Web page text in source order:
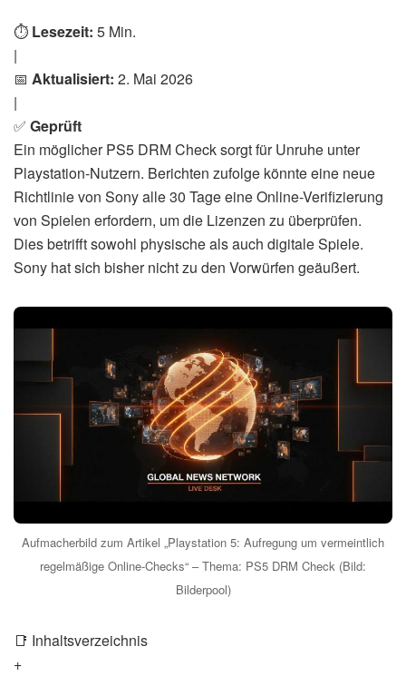
⏱️ Lesezeit: 5 Min.
|
📅 Aktualisiert: 2. Mai 2026
|
✅ Geprüft
Ein möglicher PS5 DRM Check sorgt für Unruhe unter
Playstation-Nutzern. Berichten zufolge könnte eine neue
Richtlinie von Sony alle 30 Tage eine Online-Verifizierung
von Spielen erfordern, um die Lizenzen zu überprüfen.
Dies betrifft sowohl physische als auch digitale Spiele.
Sony hat sich bisher nicht zu den Vorwürfen geäußert.
Aufmacherbild zum Artikel „Playstation 5: Aufregung um vermeintlich
regelmäßige Online-Checks“ – Thema: PS5 DRM Check (Bild:
Bilderpool)
📑 Inhaltsverzeichnis
+